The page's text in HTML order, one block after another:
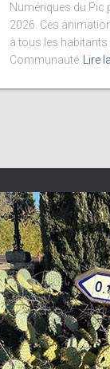
Numériques du Pic
2026. Ces
à tous les habitants
Communauté
Lire